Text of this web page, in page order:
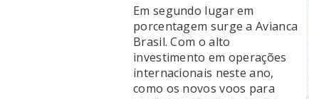
Em segundo lugar em
porcentagem surge a Avianca
Brasil. Com o alto
investimento em operações
internacionais neste ano,
como os novos voos para